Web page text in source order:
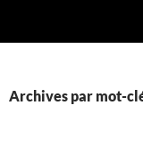
Archives par mot-